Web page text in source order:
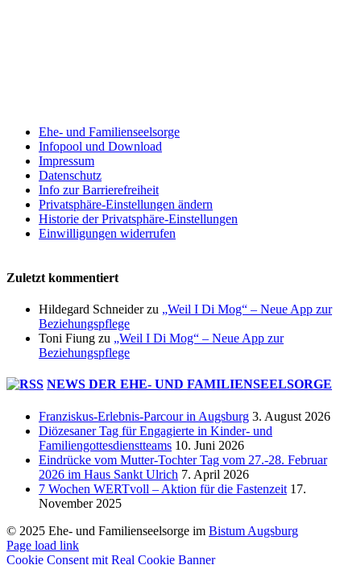
Ehe- und Familienseelsorge
Infopool und Download
Impressum
Datenschutz
Info zur Barrierefreiheit
Privatsphäre-Einstellungen ändern
Historie der Privatsphäre-Einstellungen
Einwilligungen widerrufen
Zuletzt kommentiert
Hildegard Schneiderzu „Weil I Di Mog“ – Neue App zur
Beziehungspflege
Toni Fiung zu „Weil I Di Mog“ – Neue App zur
Beziehungspflege
NEWS DER EHE- UND FAMILIENSEELSORGE
Franziskus-Erlebnis-Parcour in Augsburg 3. August 2026
Diözesaner Tag für Engagierte in Kinder- und
Familiengottesdienstteams 10. Juni 2026
Eindrücke vom Mutter-Tochter Tag vom 27.-28. Februar
2026 im Haus Sankt Ulrich 7. April 2026
7 Wochen WERTvoll – Aktion für die Fastenzeit 17.
November 2025
© 2025 Ehe- und Familienseelsorge im Bistum Augsburg
Page load link
Cookie Consent mit Real Cookie Banner